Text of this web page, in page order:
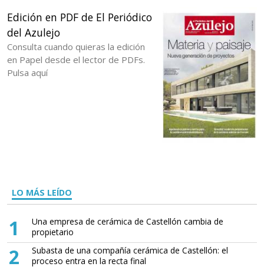
Edición en PDF de El Periódico
del Azulejo
Consulta cuando quieras la edición
en Papel desde el lector de PDFs.
Pulsa aquí
LO MÁS LEÍDO
1
Una empresa de cerámica de Castellón cambia de
propietario
2
Subasta de una compañía cerámica de Castellón: el
proceso entra en la recta final